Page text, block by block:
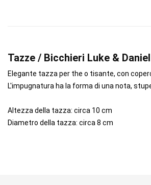
Tazze / Bicchieri Luke &
Elegante tazza per the o tisante, con
L'impugnatura ha la forma di una nota,
Altezza della tazza: circa 10 cm
Diametro della tazza: circa 8 cm